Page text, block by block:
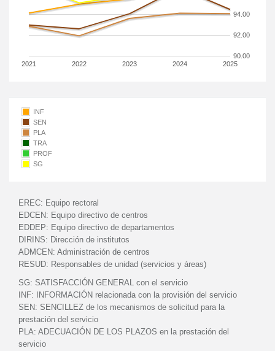
2021 2022 2023 2024 2025
90.00
92.00
94.00
INF
SEN
PLA
TRA
PROF
SG
EREC: Equipo rectoral
EDCEN: Equipo directivo de centros
EDDEP: Equipo directivo de departamentos
DIRINS: Dirección de institutos
ADMCEN: Administración de centros
RESUD: Responsables de unidad (servicios y áreas)
SG: SATISFACCIÓN GENERAL con el servicio
INF:
INFORMACIÓN relacionada con la provisión del servicio
SEN: SENCILLEZ de los mecanismos de solicitud para la
prestación del servicio
PLA: ADECUACIÓN DE LOS PLAZOS en la prestación del
servicio